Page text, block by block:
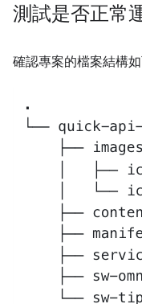
測試是否正常
確認專案的檔案結構如